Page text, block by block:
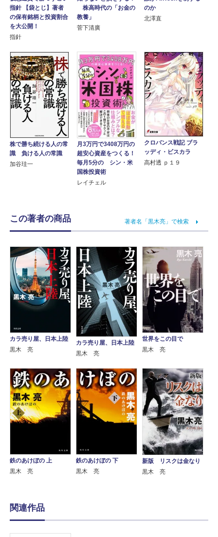
指針 【袋とじ】著者
の保有銘柄と投資割合
を大公開！
指針
株高時代の「お金の
教養」
菅下清廣
のか
北澤直
株で勝ち続ける人の常
識 負ける人の常識
加谷珪一
月3万円で3408万円の
超安心資産をつくる！
毎月5分の シン・米
国株投資術
レイチェル
クロバンス戦記 ブラ
ッディ・ビスカラ
高村透 ｐ１９
この著者の商品 著者名「黒木亮」で検索
カラ売り屋、日本上陸
黒木 亮
カラ売り屋、日本上陸
黒木 亮
世界をこの目で
黒木 亮
鉄のあけぼの 上
黒木 亮
鉄のあけぼの 下
黒木 亮
新版 リスクは金なり
黒木 亮
関連作品